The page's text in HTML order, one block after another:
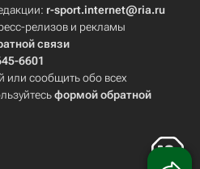
r-sport.internet@ria.ru
релизов и рекламы
связи
6601
или сообщить обо всех
формой обратной